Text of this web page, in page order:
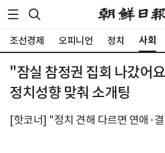
조선경제 오피니언 정치 사회
"잠실 참정권 집회 나갔어
정치성향 맞춰 소개팅
[핫코너] "정치 견해 다르면 연애·